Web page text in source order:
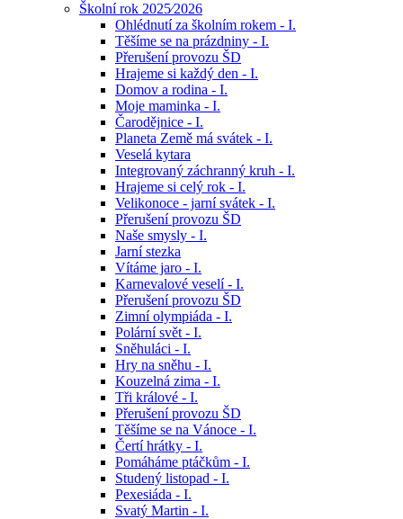
Školní rok 2025⁄2026
Ohlédnutí za školním rokem - I.
Těšíme se na prázdniny - I.
Přerušení provozu ŠD
Hrajeme si každý den - I.
Domov a rodina - I.
Moje maminka - I.
Čarodějnice - I.
Planeta Země má svátek - I.
Veselá kytara
Integrovaný záchranný kruh - I.
Hrajeme si celý rok - I.
Velikonoce - jarní svátek - I.
Přerušení provozu ŠD
Naše smysly - I.
Jarní stezka
Vítáme jaro - I.
Karnevalové veselí - I.
Přerušení provozu ŠD
Zimní olympiáda - I.
Polární svět - I.
Sněhuláci - I.
Hry na sněhu - I.
Kouzelná zima - I.
Tři králové - I.
Přerušení provozu ŠD
Těšíme se na Vánoce - I.
Čertí hrátky - I.
Pomáháme ptáčkům - I.
Studený listopad - I.
Pexesiáda - I.
Svatý Martin - I.